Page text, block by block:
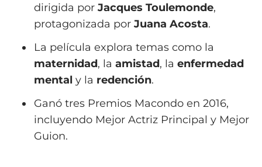
dirigida por Jacques Toulemonde,
protagonizada por Juana Acosta.
La película explora temas como la
maternidad, la amistad, la enfermedad
mental y la redención.
Ganó tres Premios Macondo en 2016,
incluyendo Mejor Actriz Principal y Mejor
Guion.